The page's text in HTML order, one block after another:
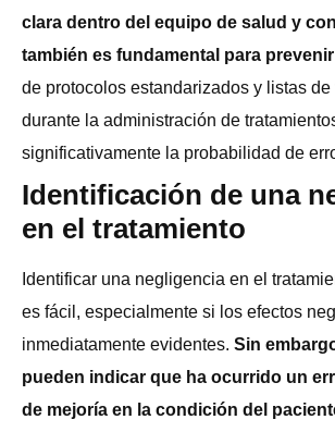
clara dentro del equipo de salud y
también es fundamental para
de protocolos estandarizados y listas
durante la administración de
significativamente la probabilidad de
Identificación de una
en el tratamiento
Identificar una negligencia en el
es fácil, especialmente si los efectos
inmediatamente evidentes. Sin
pueden indicar que ha ocurrido un
de mejoría en la condición del